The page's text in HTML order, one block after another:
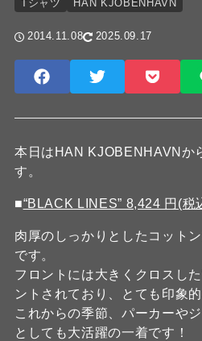
Tシャツ HAN KJOBENHAVN
2014.11.08 2025.09.17
本日はHAN KJOBENHAVNか
す。
■“BLACK LINES” 8,424 円(税
肉厚のしっかりとしたコット
です。
フロントには大きくクロスし
ントされており、とても印象
これからの季節、パーカーや
としても大活躍の一着です！